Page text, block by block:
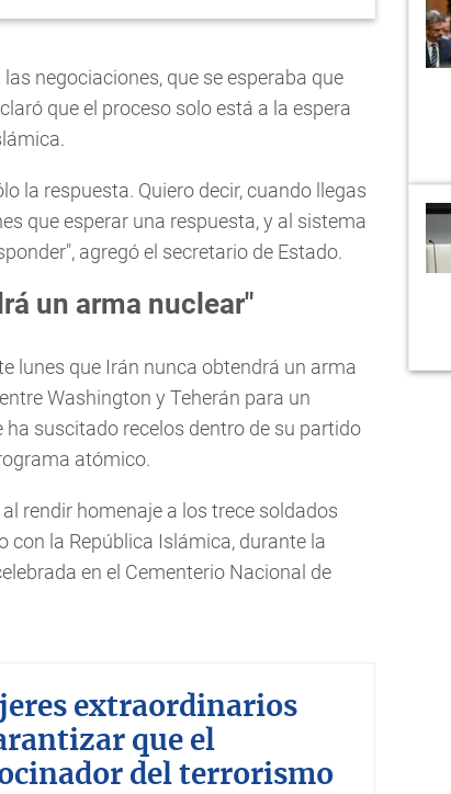
negociaciones, que se esperaba que
que el proceso solo está a la espera
la respuesta. Quiero decir, cuando llegas
que esperar una respuesta, y al sistema
agregó el secretario de Estado.
un arma nuclear"
lunes que Irán nunca obtendrá un arma
Washington y Teherán para un
suscitado recelos dentro de su partido
atómico.
rendir homenaje a los trece soldados
la República Islámica, durante la
en el Cementerio Nacional de
extraordinarios
que el
del terrorismo